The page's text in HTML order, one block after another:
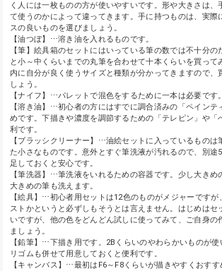
く人には一枚ものの方が使いやすいです。形や大きさは、
て使うのかによって違ってきます。手に持つものは、実際
スの良いものを選びましょう。
【油つぼ】⋯溶き油を入れるものです。
【筆】絵具箱のセットにはいっている筆の数では不十分
と小～中くらいまでの丸筆を合わせて十本くらいを買って
内に自分が良く使うサイズと種類が分かってきますので、
しょう。
【ナイフ】⋯パレットで混色をするために一本は必要です。
【溶き油】⋯初心者の方にはすでに調合済みの「ペインテ
めです。下描きや濃度を調節するための「テレピン」や「
利です。
【ブラッシクリーナー】⋯油絵セットに入っているものは
た小さなものです。意外とすぐ筆洗液が汚れるので、別
足しておくと安心です。
【筆洗器】⋯筆洗液をいれるための容器です。少し大きめ
大きめの筆も洗えます。
【絵具】⋯初心者用セットは12色のものがメジャーです
ストかというと必ずしもそうとは言えません。はじめはセ
いですが、他の色をどんどん試しに使ってみて、ご自身の
ましょう。
【鉛筆】⋯下描き用です。2Bくらいのやわらかいものが
リゴムも併せて用意しておくと便利です。
【キャンバス】⋯最初はF6～F8くらいが描きやすくおすす